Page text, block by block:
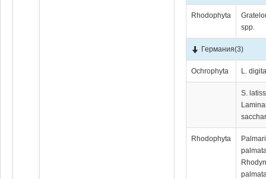
Rhodophyta
spp.
Германия(3)
Ochrophyta L.
S.
Rhodophyta